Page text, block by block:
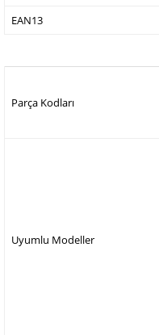
EAN13
Parça Kodları
Uyumlu Modeller